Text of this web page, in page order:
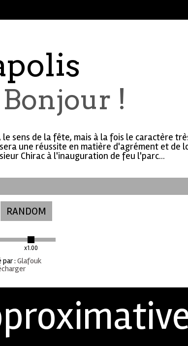
!
sens de la fête, mais à la fois le caractère
une réussite en matière d'agrément et de
Chirac à l'inauguration de feu l'parc...
RANDOM
x1.00
par: Glafouk